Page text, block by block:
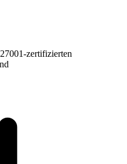
zertifizierten